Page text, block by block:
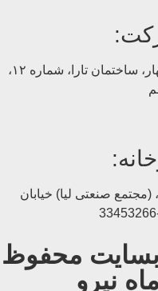
تهران، طالقانی، نبش ملک الشعرای بهار، ساختمان تارا، شماره ۱۲،
بويین زهرا، (مجتمع صنعتی لیا) خیابان
محفوظ
نیرو